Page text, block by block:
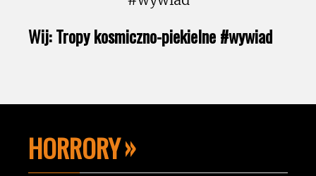
Wij: Tropy kosmiczno-piekielne #wywiad
HORRORY